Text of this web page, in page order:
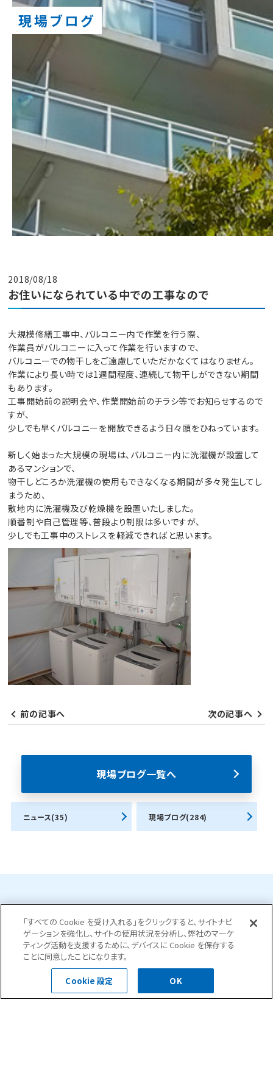
現場ブログ
2018/08/18
お住いになられている中での工事なので
大規模修繕工事中、バルコニー内で作業を行う際、
作業員がバルコニーに入って作業を行いますので、
バルコニーでの物干しをご遠慮していただかなくてはなりません。
作業により長い時では1週間程度、連続して物干しができない期間
もあります。
工事開始前の説明会や、作業開始前のチラシ等でお知らせするので
すが、
少しでも早くバルコニーを開放できるよう日々頭をひねっています。
新しく始まった大規模の現場は、バルコニー内に洗濯機が設置して
あるマンションで、
物干しどころか洗濯機の使用もできなくなる期間が多々発生してし
まうため、
敷地内に洗濯機及び乾燥機を設置いたしました。
順番制や自己管理等、普段より制限は多いですが、
少しでも工事中のストレスを軽減できればと思います。
前の記事へ 次の記事へ
現場ブログ一覧へ
ニュース(35) 現場ブログ(284)
お問合せ・ご相談はこちら
0120-400-252
受付時間 平日 8:30～18:00
「すべての Cookie を受け入れる」をクリックすると、サイトナビ
ゲーションを強化し、サイトの使用状況を分析し、弊社のマーケ
ティング活動を支援するために、デバイスに Cookie を保存する
ことに同意したことになります。
Cookie 設定 OK